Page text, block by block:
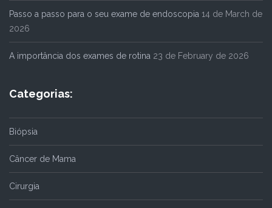
Passo a passo para o seu exame de endoscopia 14 de March de
2026
A importância dos exames de rotina 23 de February de 2026
Categorias:
Biópsia
Câncer de Mama
Cirurgia